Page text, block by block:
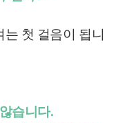
첫 걸음이 됩니
습니다.